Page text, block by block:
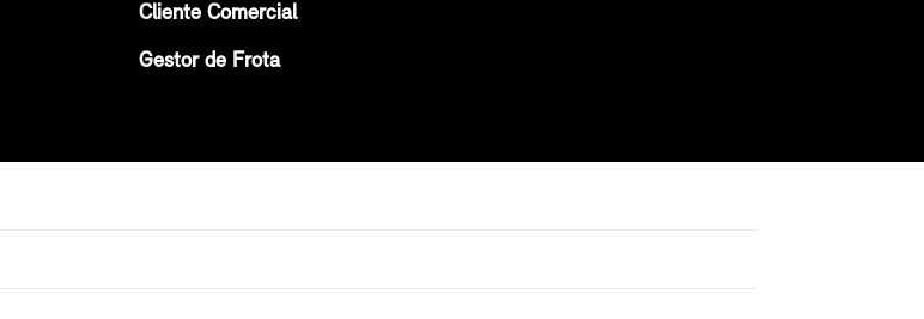
Cliente Comercial
Gestor de Frota